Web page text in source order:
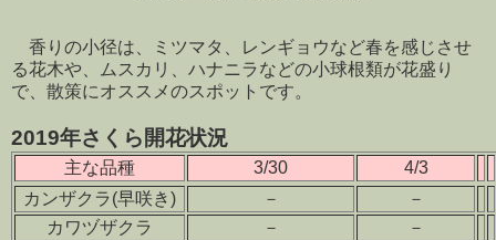
香りの小径は、ミツマタ、レンギョウなど春を感じさせ
る花木や、ムスカリ、ハナニラなどの小球根類が花盛り
で、散策にオススメのスポットです。
2019年さくら開花状況
主な品種 3/30
4/3
カンザクラ(早咲き)
－
－
カワヅザクラ
－
－